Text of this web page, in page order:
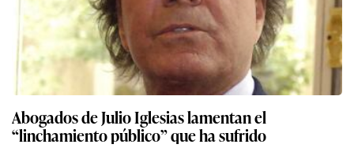
Abogados de Julio Iglesias lamentan el
“linchamiento público” que ha sufrido